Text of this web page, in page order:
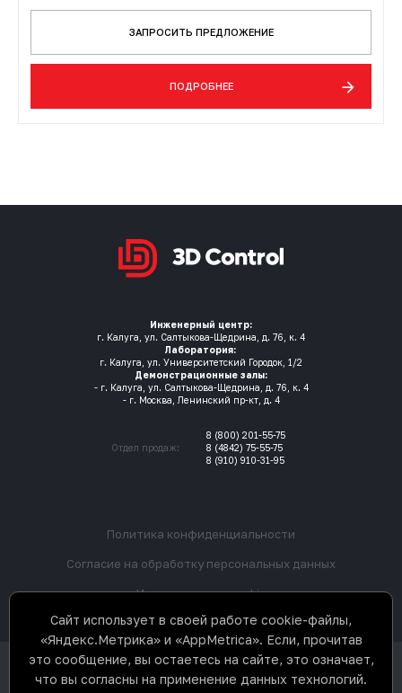
ЗАПРОСИТЬ ПРЕДЛОЖЕНИЕ
ПОДРОБНЕЕ
Инженерный центр:
г. Калуга, ул. Салтыкова-Щедрина, д. 76, к. 4
Лаборатория:
г. Калуга, ул. Университетский Городок, 1/2
Демонстрационные залы:
- г. Калуга, ул. Салтыкова-Щедрина, д. 76, к. 4
- г. Москва, Ленинский пр-кт, д. 4
Отдел продаж:
8 (800) 201-55-75
8 (4842) 75-55-75
8 (910) 910-31-95
Политика конфиденциальности
Согласие на обработку персональных данных
Использование cookie
защищены. Не является
Сайт использует в своей работе cookie-файлы,
«Яндекс.Метрика» и «AppMetrica». Если, прочитав
это сообщение, вы остаетесь на сайте, это означает,
что вы согласны на применение данных технологий.